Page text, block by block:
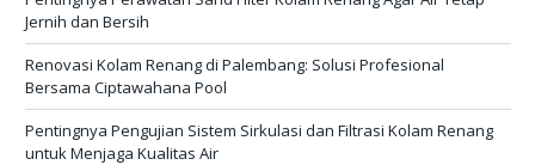
Jernih dan Bersih
Renovasi Kolam Renang di Palembang: Solusi Profesional
Bersama Ciptawahana Pool
Pentingnya Pengujian Sistem Sirkulasi dan Filtrasi Kolam Renang
untuk Menjaga Kualitas Air